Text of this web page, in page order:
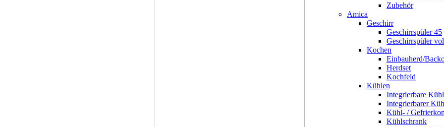
Zubehör
Amica
Geschirr
Geschirrspüler 45
Geschirrspüler
Kochen
Einbauherd/
Herdset
Kochfeld
Kühlen
Integrierbare
Integrierbarer
Kühl- /
Kühlschrank